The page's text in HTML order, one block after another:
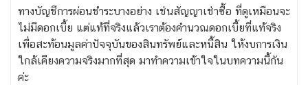
ทางบัญชีการผ่อนชำระบางอย่าง เช่นสัญญาเช่าซื้อ ที่ดูเหมือนจะ
ไม่มีดอกเบี้ย แต่แท้ที่จริงแล้วเราต้องคำนวณดอกเบี้ยที่แท้จริง
เพื่อสะท้อนมูลค่าปัจจุบันของสินทรัพย์และหนี้สิน ให้งบการเงิน
ใกล้เคียงความจริงมากที่สุด มาทำความเข้าใจในบทความนี้กัน
ค่ะ